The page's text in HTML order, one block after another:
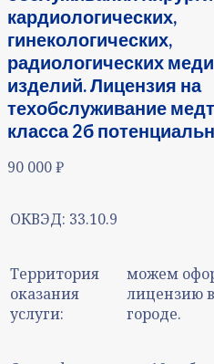
кардиологических,
гинекологических,
радиологических
изделий. Лицензия на
техобслуживание
класса 2б
90 000₽
ОКВЭД: 33.10.9
Территория
оказания
услуги:
можем
лицензию
городе.